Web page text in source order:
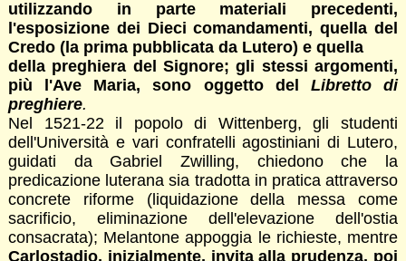
utilizzando in parte materiali precedenti,
l'esposizione dei Dieci comandamenti, quella del
Credo (la prima pubblicata da Lutero) e quella
della preghiera del Signore; gli stessi argomenti,
più l'Ave Maria, sono oggetto del
Libretto di
preghiere.
Nel 1521-22 il popolo di Wittenberg, gli studenti
dell'Università e vari confratelli agostiniani di Lutero,
guidati da Gabriel Zwilling, chiedono che la
predicazione luterana sia tradotta in pratica attraverso
concrete riforme (liquidazione della messa come
sacrificio, eliminazione dell'elevazione dell'ostia
consacrata); Melantone appoggia le richieste, mentre
Carlostadio, inizialmente, invita alla prudenza, poi